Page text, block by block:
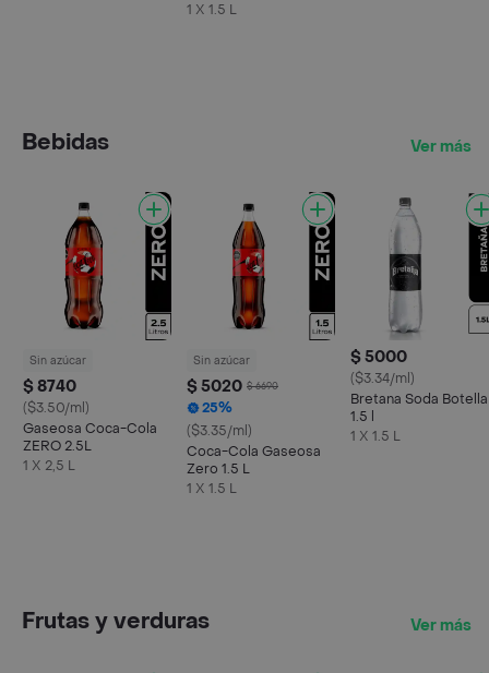
1 X 1.5 L
Bebidas Ver más
Sin azúcar
$ 8740
($3.50/ml)
Gaseosa Coca-Cola
ZERO 2.5L
1 X 2,5 L
Sin azúcar
$ 5020 $ 6690
25%
($3.35/ml)
Coca-Cola Gaseosa
Zero 1.5 L
1 X 1.5 L
$ 5000
($3.34/ml)
Bretana Soda Botella
1.5 l
1 X 1.5 L
Frutas y verduras Ver más